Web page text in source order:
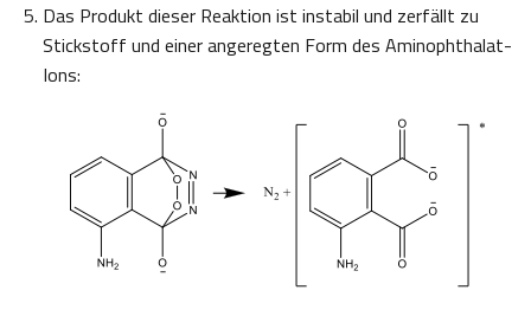
Das Produkt dieser Reaktion ist instabil und zerfällt zu
Stickstoff und einer angeregten Form des Aminophthalat-
Ions: